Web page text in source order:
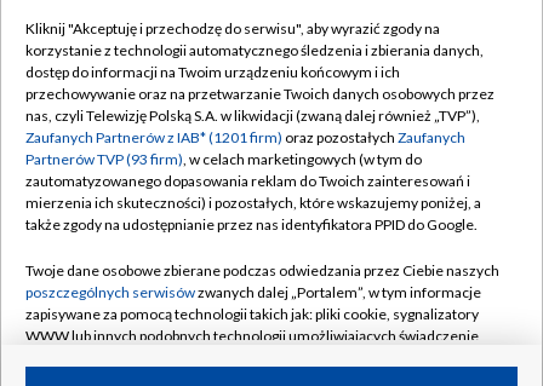
TVP
Abonament TVP
Emisja w TVP
Centrum informacji TVP
Naziemna Telewizja Cyfrowa
Rada Programowa
System NOS
Informacje o nadawcy
Regulamin TVP
Polityka prywatności
Moje zgody
Pomoc
Kontakt
Kanały
Kliknij "Akceptuję i przechodzę do serwisu", aby wyrazić zgody na
korzystanie z technologii automatycznego śledzenia i zbierania danych,
dostęp do informacji na Twoim urządzeniu końcowym i ich
przechowywanie oraz na przetwarzanie Twoich danych osobowych przez
nas, czyli Telewizję Polską S.A. w likwidacji (zwaną dalej również „TVP”),
Zaufanych Partnerów z IAB* (1201 firm) oraz pozostałych Zaufanych
Partnerów TVP (93 firm), w celach marketingowych (w tym do
zautomatyzowanego dopasowania reklam do Twoich zainteresowań i
mierzenia ich skuteczności) i pozostałych, które wskazujemy poniżej, a
także zgody na udostępnianie przez nas identyfikatora PPID do Google.
Twoje dane osobowe zbierane podczas odwiedzania przez Ciebie naszych
poszczególnych serwisówzwanych dalej „Portalem”, w tym informacje
zapisywane za pomocą technologii takich jak: pliki cookie, sygnalizatory
WWW lub innych podobnych technologii umożliwiających świadczenie